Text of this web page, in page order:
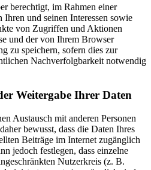
berechtigt, im Rahmen einer
Ihren und seinen Interessen sowie
von Zugriffen und Aktionen
und der von Ihrem Browser
zu speichern, sofern dies zur
Nachverfolgbarkeit notwendig
Weitergabe Ihrer Daten
Austausch mit anderen Personen
bewusst, dass die Daten Ihres
Beiträge im Internet zugänglich
jedoch festlegen, dass einzelne
Nutzerkreis (z. B.